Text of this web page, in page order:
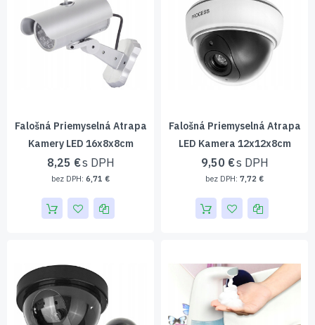
Falošná Priemyselná Atrapa
Kamery LED 16x8x8cm
8,25 €
6,71 €
Falošná Priemyselná Atrapa
LED Kamera 12x12x8cm
9,50 €
7,72 €